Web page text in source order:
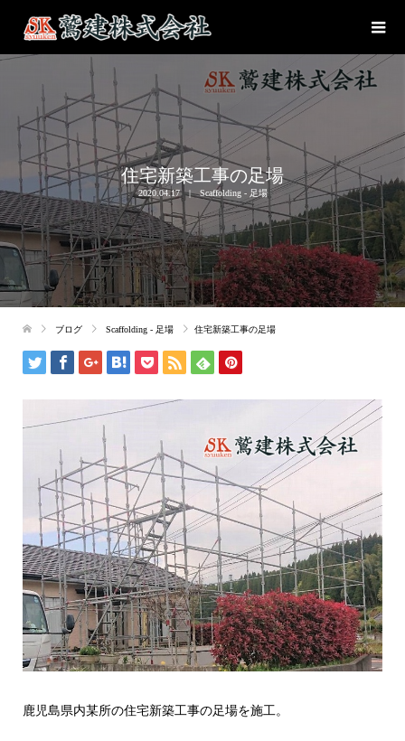
住宅新築工事の足場
2020.04.17 Scaffolding - 足場
ブログ Scaffolding - 足場 住宅新築工事の足場
鹿児島県内某所の住宅新築工事の足場を施工。